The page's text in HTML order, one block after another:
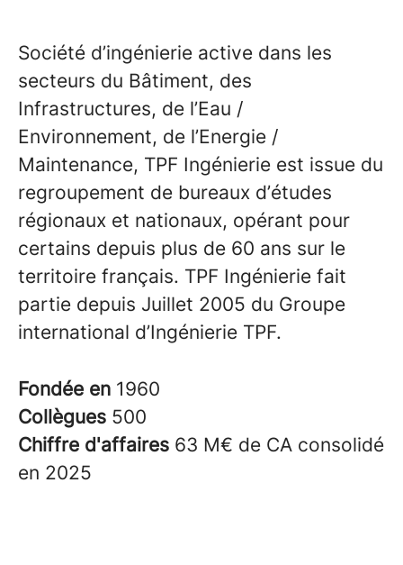
Société d’ingénierie active dans les
secteurs du Bâtiment, des
Infrastructures, de l’Eau /
Environnement, de l’Energie /
Maintenance, TPF Ingénierie est issue du
regroupement de bureaux d’études
régionaux et nationaux, opérant pour
certains depuis plus de 60 ans sur le
territoire français. TPF Ingénierie fait
partie depuis Juillet 2005 du Groupe
international d’Ingénierie TPF.
Fondée en 1960
Collègues 500
Chiffre d'affaires 63 M€ de CA consolidé
en 2025